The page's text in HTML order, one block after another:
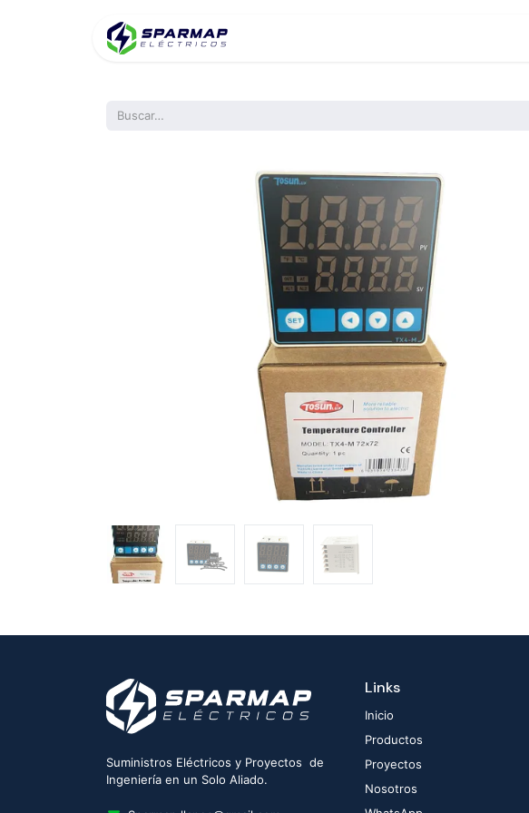
Suministros Eléctricos y Proyectos de
Ingeniería en un Solo Aliado.
Links
Inicio
Productos
Proyectos
Nosotros